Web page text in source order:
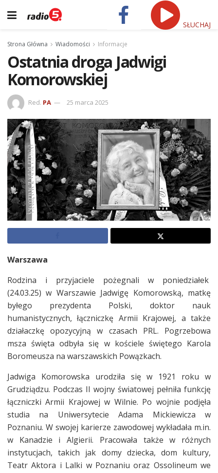
SŁUCHAJ
Strona Główna Wiadomości Informacje
Ostatnia droga Jadwigi
Komorowskiej
Red. PA 25 marca 2025
Warszawa
Rodzina i przyjaciele pożegnali w poniedziałek
(24.03.25) w Warszawie Jadwigę Komorowską, matkę
byłego prezydenta Polski, doktor nauk
humanistycznych, łączniczkę Armii Krajowej, a także
działaczkę opozycyjną w czasach PRL. Pogrzebowa
msza święta odbyła się w kościele świętego Karola
Boromeusza na warszawskich Powązkach.
Jadwiga Komorowska urodziła się w 1921 roku w
Grudziądzu. Podczas II wojny światowej pełniła funkcję
łączniczki Armii Krajowej w Wilnie. Po wojnie podjęła
studia na Uniwersytecie Adama Mickiewicza w
Poznaniu. W swojej karierze zawodowej wykładała m.in.
w Kanadzie i Algierii. Pracowała także w różnych
instytucjach, takich jak domy dziecka, dom kultury,
Teatr Aktora i Lalki w Poznaniu oraz Ossolineum we